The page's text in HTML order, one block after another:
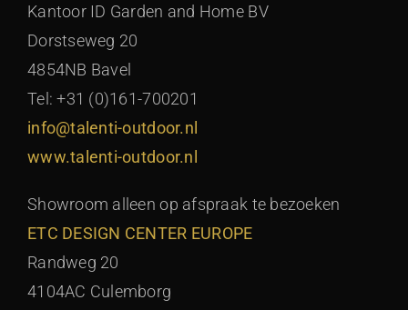
Kantoor ID Garden and Home BV
Dorstseweg 20
4854NB Bavel
Tel: +31 (0)161-700201
info@talenti-outdoor.nl
www.talenti-outdoor.nl
Showroom alleen op afspraak te bezoeken
ETC DESIGN CENTER EUROPE
Randweg 20
4104AC Culemborg